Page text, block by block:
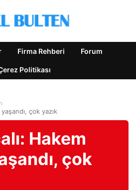
Firma Rehberi Forum
Politikası
›
çok yazık
Hakem
çok